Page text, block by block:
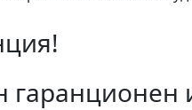
гаранционен